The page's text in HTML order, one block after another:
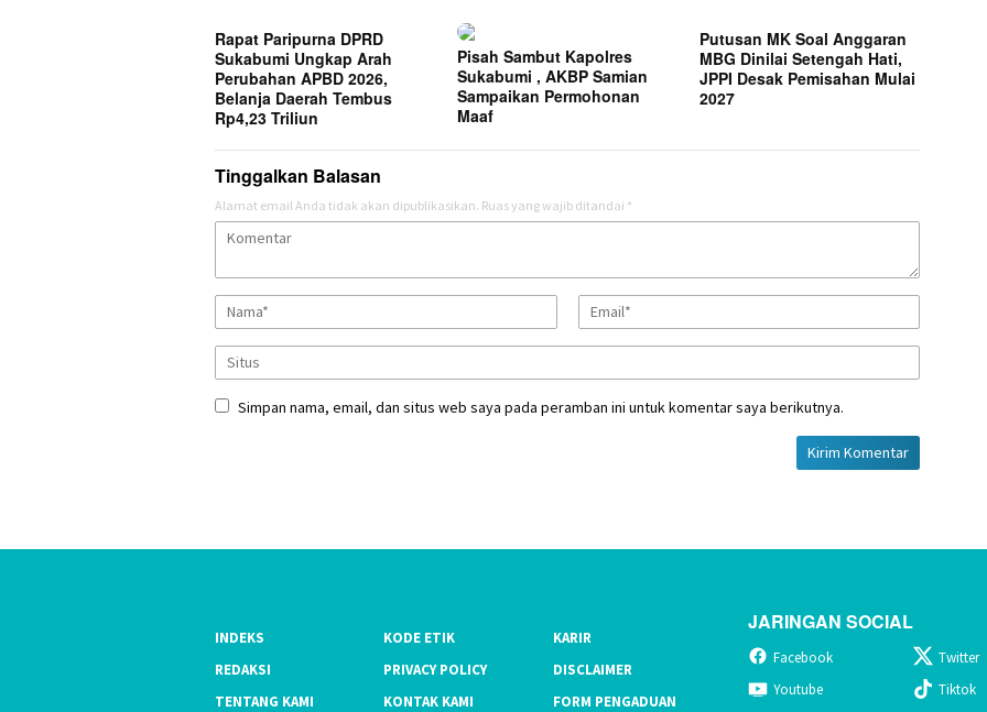
Rapat Paripurna DPRD
Sukabumi Ungkap Arah
Perubahan APBD 2026,
Belanja Daerah Tembus
Rp4,23 Triliun
Pisah Sambut Kapolres
Sukabumi , AKBP Samian
Sampaikan Permohonan
Maaf
Putusan MK Soal Anggaran
MBG Dinilai Setengah Hati,
JPPI Desak Pemisahan Mulai
2027
Tinggalkan Balasan
Alamat email Anda tidak akan dipublikasikan. Ruas yang wajib ditandai *
Simpan nama, email, dan situs web saya pada peramban ini untuk komentar saya berikutnya.
INDEKS KODE ETIK
KARIR
REDAKSI
PRIVACY POLICY
DISCLAIMER
TENTANG KAMI
KONTAK KAMI
FORM PENGADUAN
JARINGAN SOCIAL
Facebook Twitter
Youtube
Tiktok